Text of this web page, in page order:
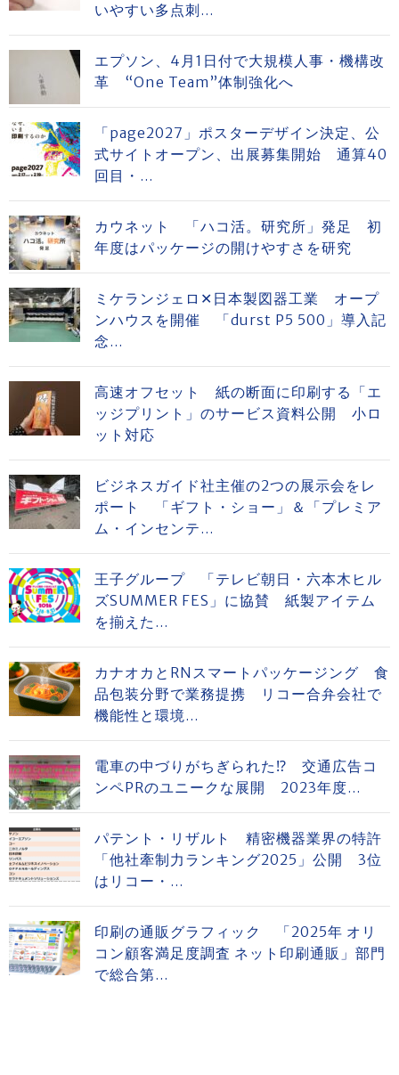
いやすい多点刺...
エプソン、4月1日付で大規模人事・機構改
革 “One Team”体制強化へ
「page2027」ポスターデザイン決定、公
式サイトオープン、出展募集開始 通算40
回目・...
カウネット 「ハコ活。研究所」発足 初
年度はパッケージの開けやすさを研究
ミケランジェロ✕日本製図器工業 オープ
ンハウスを開催 「durst P5 500」導入記
念...
高速オフセット 紙の断面に印刷する「エ
ッジプリント」のサービス資料公開 小ロ
ット対応
ビジネスガイド社主催の2つの展示会をレ
ポート 「ギフト・ショー」＆「プレミア
ム・インセンテ...
王子グループ 「テレビ朝日・六本木ヒル
ズSUMMER FES」に協賛 紙製アイテム
を揃えた...
カナオカとRNスマートパッケージング 食
品包装分野で業務提携 リコー合弁会社で
機能性と環境...
電車の中づりがちぎられた⁉ 交通広告コ
ンペPRのユニークな展開 2023年度...
パテント・リザルト 精密機器業界の特許
「他社牽制力ランキング2025」公開 3位
はリコー・...
印刷の通販グラフィック 「2025年 オリ
コン顧客満足度調査 ネット印刷通販」部門
で総合第...